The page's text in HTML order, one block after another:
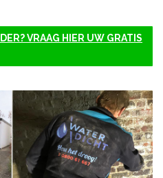
VRAAG HIER UW GRATIS